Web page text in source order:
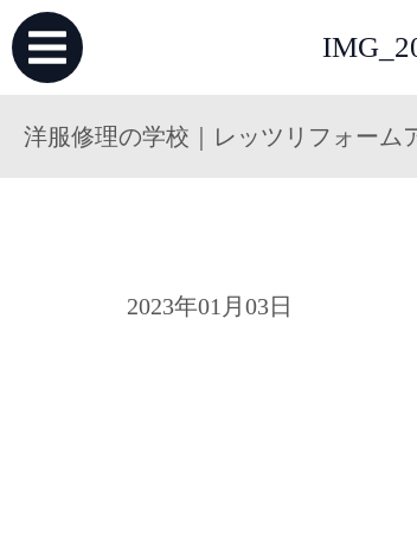
洋服修理の学校｜レッツリフォーム
2023年01月03日